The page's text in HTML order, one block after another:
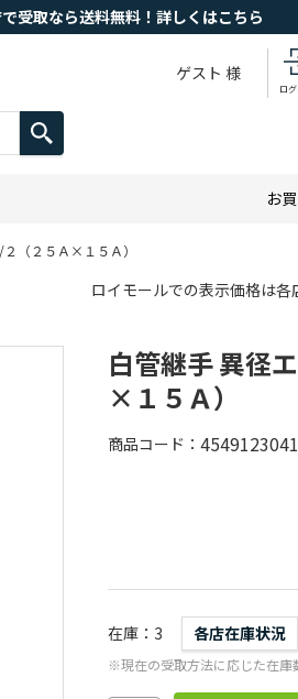
受取なら送料無料！詳しくはこちら
ゲスト 様
ロ
お
（２５Ａ×１５Ａ）
ロイモールでの表示価格は各
白管継手 異径
×１５Ａ）
商品コード
在庫 3 各店在庫状況
※現在の受取方法に応じた在庫